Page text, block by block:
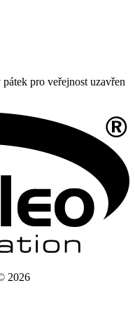
pro veřejnost uzavřen
2026